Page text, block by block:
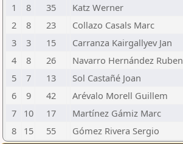
1
8 35 Katz Werner
2
8 23 Collazo Casals Marc
3
3 15 Carranza Kairgallyev Jan
4
8 26 Navarro Hernández Ruben
5
7 13 Sol Castañé Joan
6
9 42 Arévalo Morell Guillem
7
10 17 Martínez Gámiz Marc
8
15 55 Gómez Rivera Sergio